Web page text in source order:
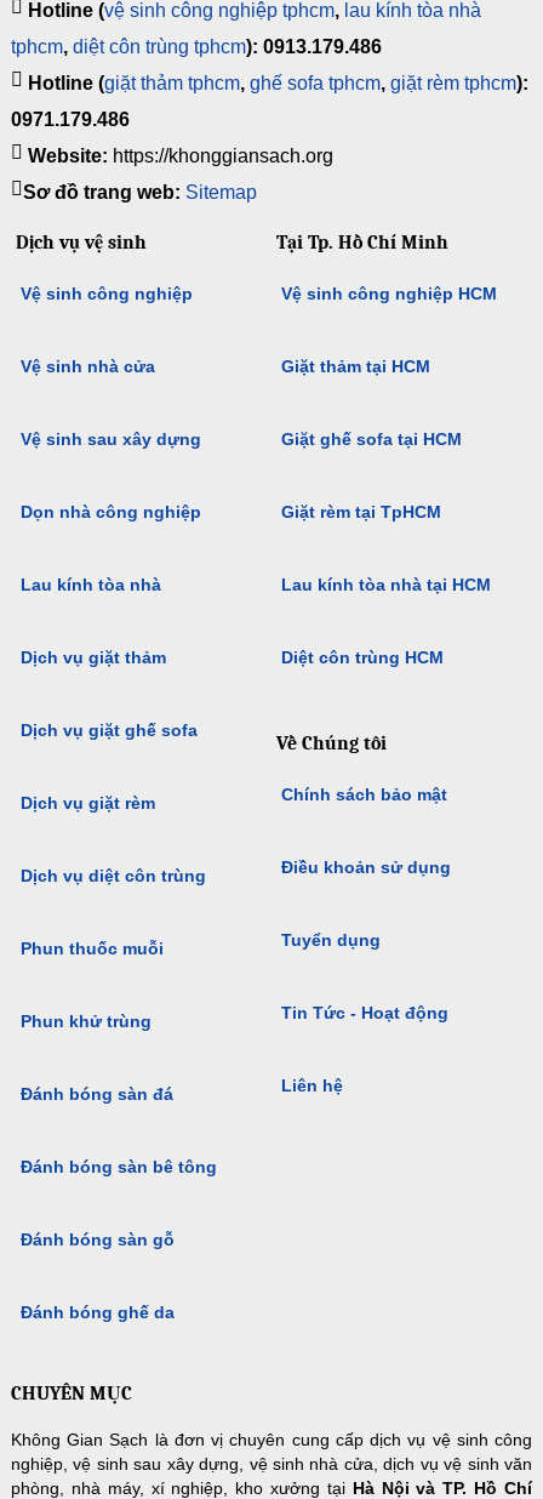
Hotline (vệ sinh công nghiệp tphcm, lau kính tòa nhà
tphcm, diệt côn trùng tphcm): 0913.179.486
Hotline (giặt thảm tphcm, ghế sofa tphcm, giặt rèm tphcm):
0971.179.486
Website: https://khonggiansach.org
Sơ đồ trang web: Sitemap
Dịch vụ vệ sinh
Vệ sinh công nghiệp
Vệ sinh nhà cửa
Vệ sinh sau xây dựng
Dọn nhà công nghiệp
Lau kính tòa nhà
Dịch vụ giặt thảm
Dịch vụ giặt ghế sofa
Dịch vụ giặt rèm
Dịch vụ diệt côn trùng
Phun thuốc muỗi
Phun khử trùng
Đánh bóng sàn đá
Đánh bóng sàn bê tông
Đánh bóng sàn gỗ
Đánh bóng ghế da
Tại Tp. Hồ Chí Minh
Vệ sinh công nghiệp HCM
Giặt thảm tại HCM
Giặt ghế sofa tại HCM
Giặt rèm tại TpHCM
Lau kính tòa nhà tại HCM
Diệt côn trùng HCM
Về Chúng tôi
Chính sách bảo mật
Điều khoản sử dụng
Tuyển dụng
Tin Tức - Hoạt động
Liên hệ
CHUYÊN MỤC
Không Gian Sạch là đơn vị chuyên cung cấp dịch vụ vệ sinh công
nghiệp, vệ sinh sau xây dựng, vệ sinh nhà cửa, dịch vụ vệ sinh văn
phòng, nhà máy, xí nghiệp, kho xưởng tại Hà Nội và TP. Hồ Chí